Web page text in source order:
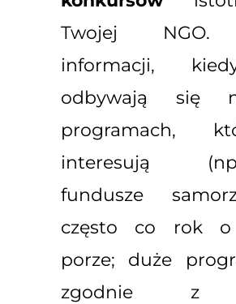
Twojej NGO.
informacji,
odbywają się
programach,
interesują
fundusze
często co rok o
porze; duże
zgodnie z